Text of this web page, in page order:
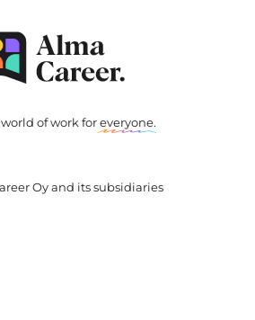
of work foreveryone.
Oy and its subsidiaries